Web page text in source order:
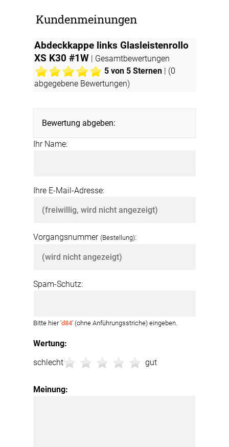
Kundenmeinungen
Abdeckkappe links Glasleistenrollo
XS K30 #1W | Gesamtbewertungen
5 von 5 Sternen | (0
abgegebene Bewertungen)
Bewertung abgeben:
Wertung:
schlecht
gut
Meinung:
Ihr Name:
Ihre E-Mail-Adresse:
Vorgangsnummer (Bestellung):
Spam-Schutz:
Bitte hier 'd84' (ohne Anführungsstriche) eingeben.